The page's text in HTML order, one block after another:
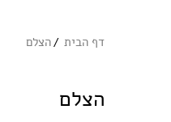
דף הבית הצלם
הצלם